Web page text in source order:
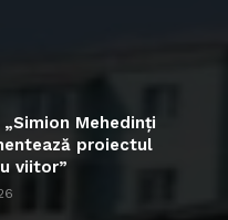
Mehedinți
proiectul
viitor”